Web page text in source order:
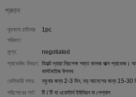
প্রদান
ন্যূনতম চাহিদার
পরিমাণ:
1pc
মূল্য:
negotiated
প্যাকেজিং বিবরণ: ডিফল্ট দ্বারা নিরপেক্ষ শক্ত কাগজ বাক্স প্যাকেজ।
কাস্টমাইজ উপলব
ডেলিভারি সময়:
নমুনার জন্য 2-3 দিন, বড় আদেশের জন্য 15-30
পরিশোধের শর্ত:
টি / টি বা ওয়েস্টার্ন ইউনিয়ন বা পেপ্যাল